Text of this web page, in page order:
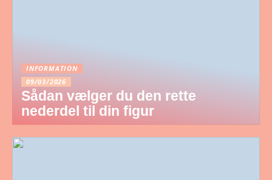
INFORMATION
09/03/2026
Sådan vælger du den rette
nederdel til din figur